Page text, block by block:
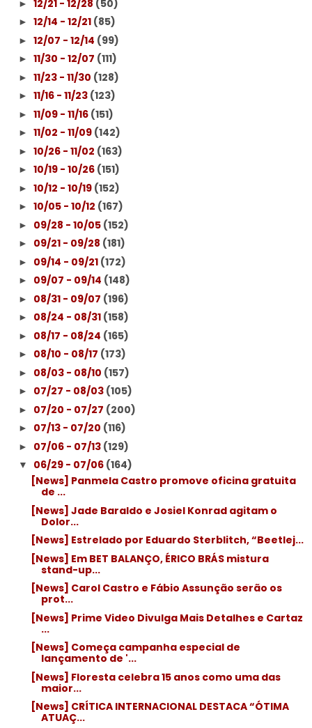
► 12/21 - 12/28 (50)
► 12/14 - 12/21 (85)
► 12/07 - 12/14 (99)
► 11/30 - 12/07 (111)
► 11/23 - 11/30 (128)
► 11/16 - 11/23 (123)
► 11/09 - 11/16 (151)
► 11/02 - 11/09 (142)
► 10/26 - 11/02 (163)
► 10/19 - 10/26 (151)
► 10/12 - 10/19 (152)
► 10/05 - 10/12 (167)
► 09/28 - 10/05 (152)
► 09/21 - 09/28 (181)
► 09/14 - 09/21 (172)
► 09/07 - 09/14 (148)
► 08/31 - 09/07 (196)
► 08/24 - 08/31 (158)
► 08/17 - 08/24 (165)
► 08/10 - 08/17 (173)
► 08/03 - 08/10 (157)
► 07/27 - 08/03 (105)
► 07/20 - 07/27 (200)
► 07/13 - 07/20 (116)
► 07/06 - 07/13 (129)
▼ 06/29 - 07/06 (164)
[News] Panmela Castro promove oficina gratuita
de ...
[News] Jade Baraldo e Josiel Konrad agitam o
Dolor...
[News] Estrelado por Eduardo Sterblitch, “Beetlej...
[News] Em BET BALANÇO, ÉRICO BRÁS mistura
stand-up...
[News] Carol Castro e Fábio Assunção serão os
prot...
[News] Prime Video Divulga Mais Detalhes e Cartaz
...
[News] Começa campanha especial de
lançamento de '...
[News] Floresta celebra 15 anos como uma das
maior...
[News] CRÍTICA INTERNACIONAL DESTACA “ÓTIMA
ATUAÇ...